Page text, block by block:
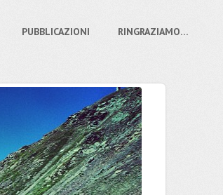
PUBBLICAZIONI RINGRAZIAMO…